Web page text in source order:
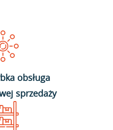
obsługa
sprzedaży